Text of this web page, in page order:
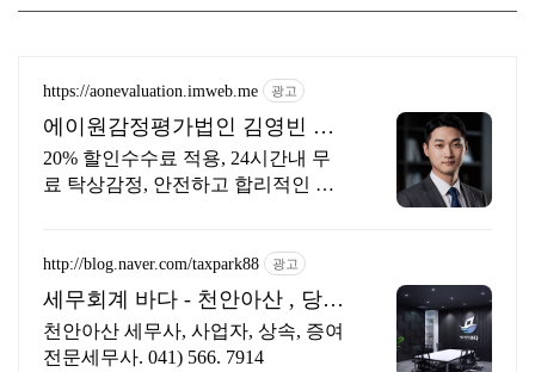
https://aonevaluation.imweb.me 광고
에이원감정평가법인 김영빈 상
속증여세 절세
20% 할인수수료 적용, 24시간내 무
료 탁상감정, 안전하고 합리적인 결
http://blog.naver.com/taxpark88 광고
세무회계 바다 - 천안아산 , 당신
의 친절한 절세파트너
천안아산 세무사, 사업자, 상속, 증여
전문세무사. 041) 566. 7914